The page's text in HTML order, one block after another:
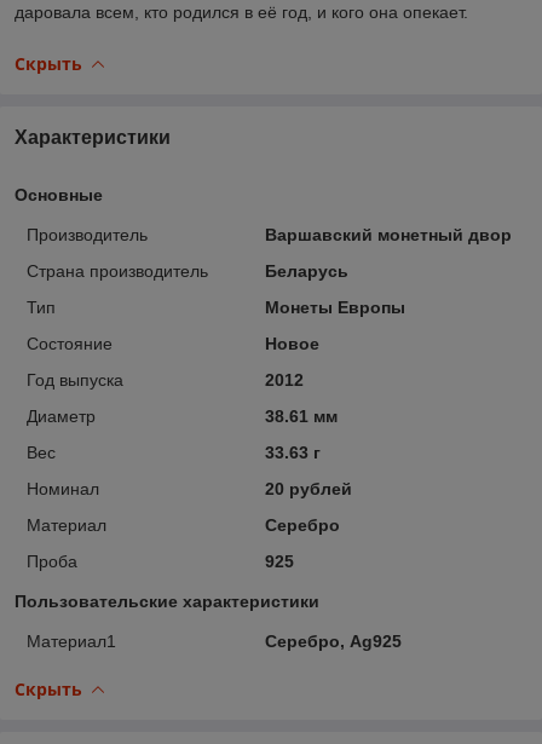
даровала всем, кто родился в её год, и кого она опекает.
Скрыть
Характеристики
Основные
Производитель
Варшавский монетный двор
Страна производитель
Беларусь
Тип
Монеты Европы
Состояние
Новое
Год выпуска
2012
Диаметр
38.61 мм
Вес
33.63 г
Номинал
20 рублей
Материал
Серебро
Проба
925
Пользовательские характеристики
Материал1 Серебро, Ag925
Скрыть